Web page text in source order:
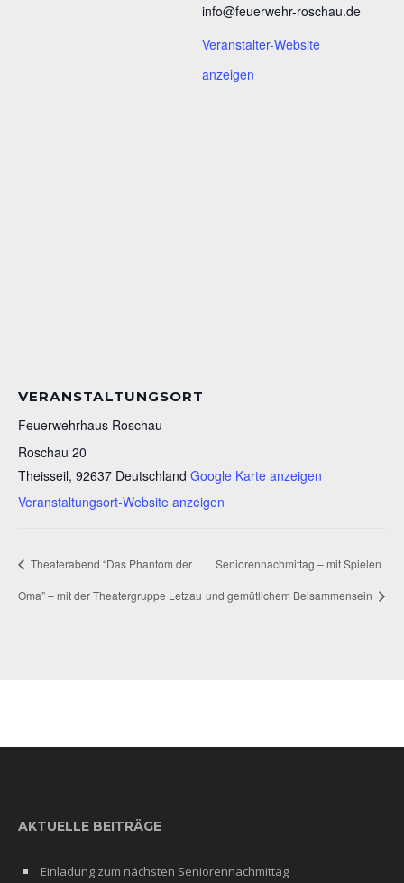
info@feuerwehr-roschau.de
Veranstalter-Website
anzeigen
VERANSTALTUNGSORT
Feuerwehrhaus Roschau
Roschau 20
Theisseil, 92637 Deutschland Google Karte anzeigen
Veranstaltungsort-Website anzeigen
Theaterabend “Das Phantom der
Oma” – mit der Theatergruppe Letzau
Seniorennachmittag – mit Spielen
und gemütlichem Beisammensein
AKTUELLE BEITRÄGE
Einladung zum nächsten Seniorennachmittag